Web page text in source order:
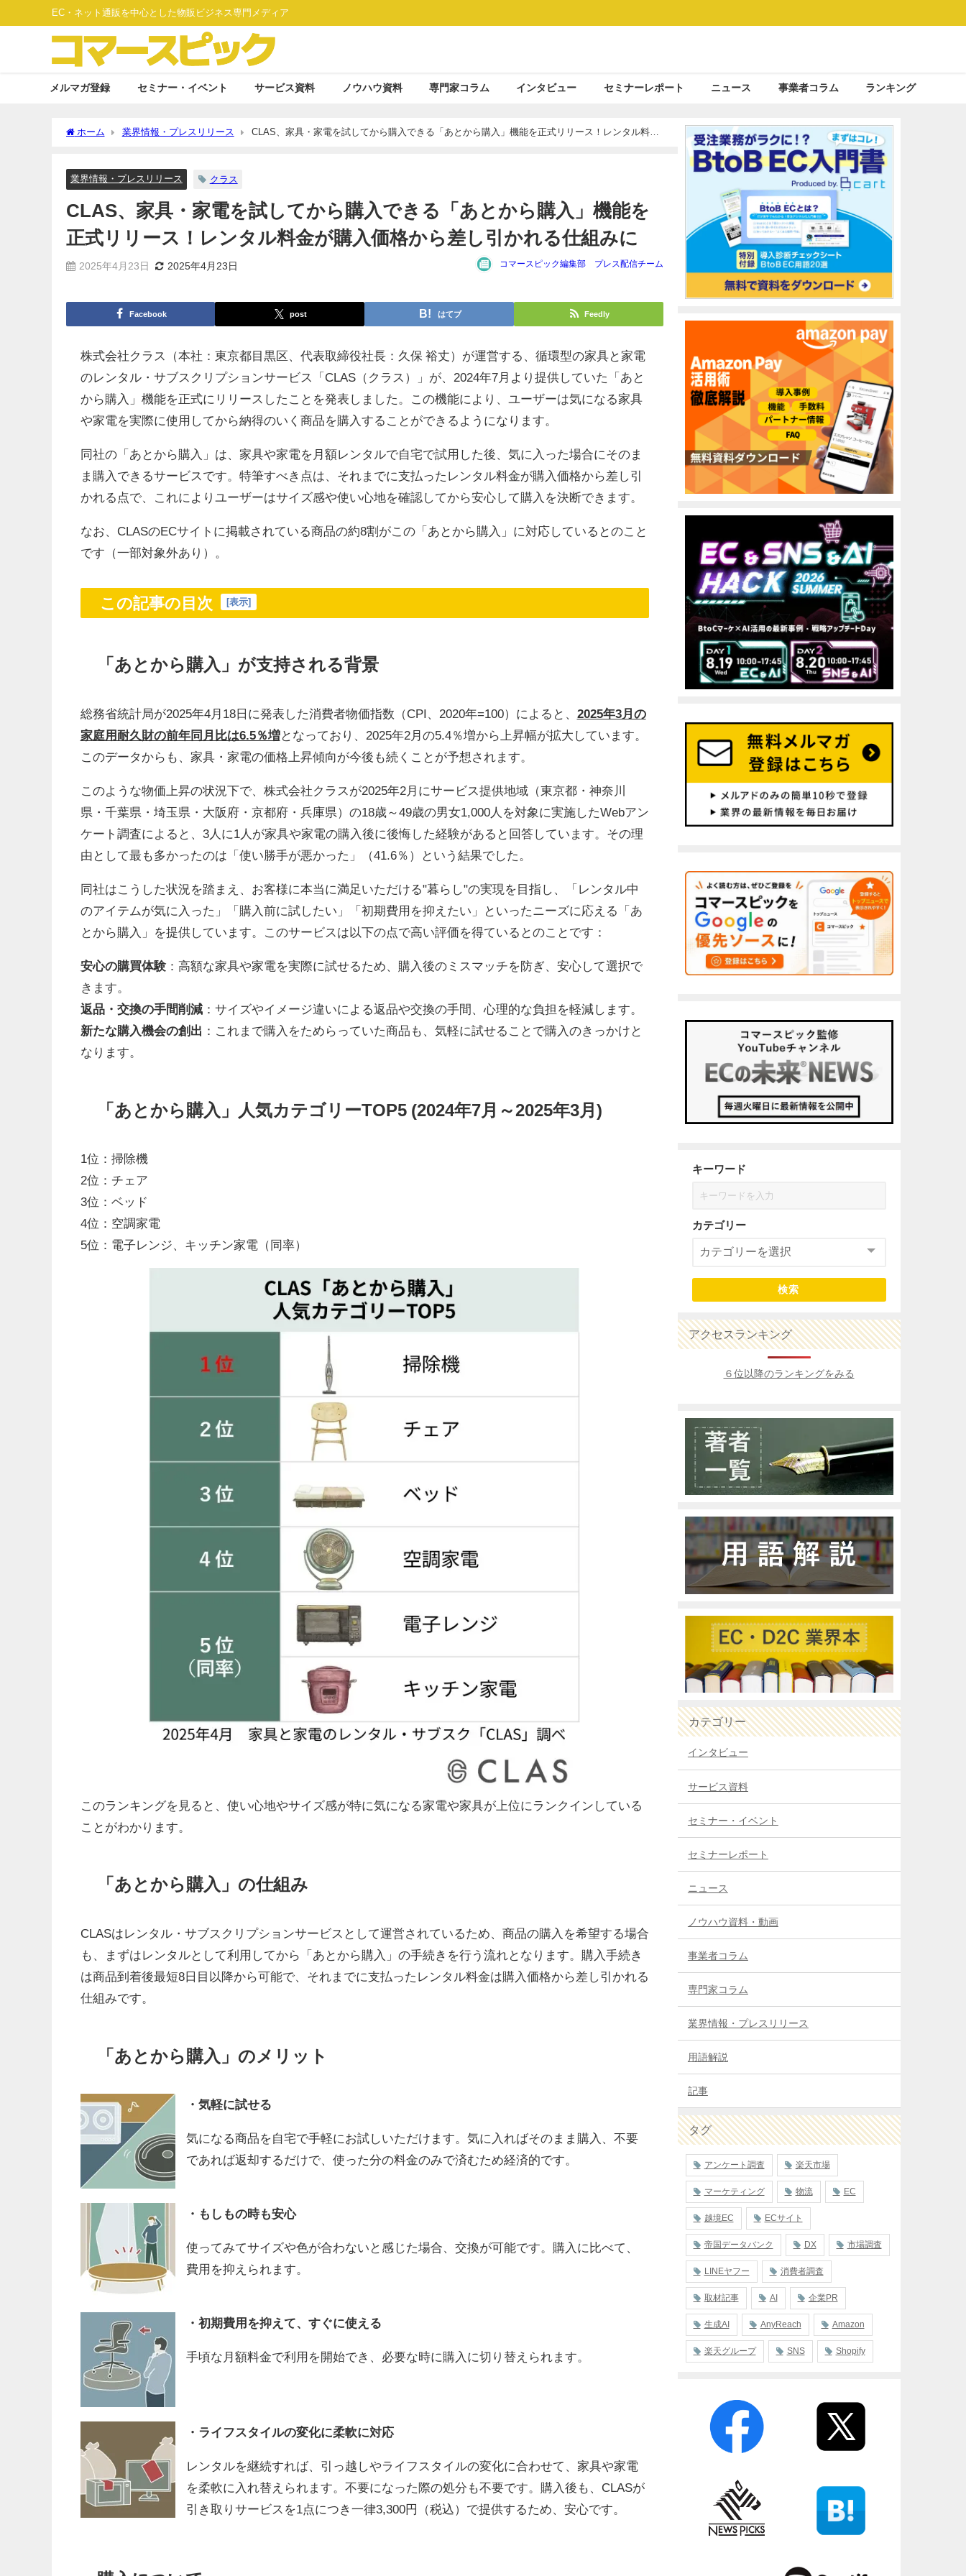
EC・ネット通販を中心とした物販ビジネス専門メディア
メルマガ登録 セミナー・イベント サービス資料 ノウハウ資料 専門家コラム インタビュー セミナーレポート ニュース 事業者コラム ランキング
ホーム 業界情報・プレスリリース
CLAS、家具・家電を試してから購入できる「あとから購入」機能を正式リリース！レンタル料金
業界情報・プレスリリース クラス
CLAS、家具・家電を試してから購入できる「あとから購入」機能を
正式リリース！レンタル料金が購入価格から差し引かれる仕組みに
2025年4月23日 2025年4月23日 コマースピック編集部 プレス配信チーム
Facebook post はてブ Feedly
株式会社クラス（本社：東京都目黒区、代表取締役社長：久保 裕丈）が運営する、循環型の家具と家電
のレンタル・サブスクリプションサービス「CLAS（クラス）」が、2024年7月より提供していた「あと
から購入」機能を正式にリリースしたことを発表しました。この機能により、ユーザーは気になる家具
や家電を実際に使用してから納得のいく商品を購入することができるようになります。
同社の「あとから購入」は、家具や家電を月額レンタルで自宅で試用した後、気に入った場合にそのま
ま購入できるサービスです。特筆すべき点は、それまでに支払ったレンタル料金が購入価格から差し引
かれる点で、これによりユーザーはサイズ感や使い心地を確認してから安心して購入を決断できます。
なお、CLASのECサイトに掲載されている商品の約8割がこの「あとから購入」に対応しているとのこと
です（一部対象外あり）。
この記事の目次 [表示]
「あとから購入」が支持される背景
総務省統計局が2025年4月18日に発表した消費者物価指数（CPI、2020年=100）によると、 2025年3月の
家庭用耐久財の前年同月比は6.5％増となっており、2025年2月の5.4％増から上昇幅が拡大しています。
このデータからも、家具・家電の価格上昇傾向が今後も続くことが予想されます。
このような物価上昇の状況下で、株式会社クラスが2025年2月にサービス提供地域（東京都・神奈川
県・千葉県・埼玉県・大阪府・京都府・兵庫県）の18歳～49歳の男女1,000人を対象に実施したWebアン
ケート調査によると、3人に1人が家具や家電の購入後に後悔した経験があると回答しています。その理
由として最も多かったのは「使い勝手が悪かった」（41.6％）という結果でした。
同社はこうした状況を踏まえ、お客様に本当に満足いただける"暮らし"の実現を目指し、「レンタル中
のアイテムが気に入った」「購入前に試したい」「初期費用を抑えたい」といったニーズに応える「あ
とから購入」を提供しています。このサービスは以下の点で高い評価を得ているとのことです：
安心の購買体験：高額な家具や家電を実際に試せるため、購入後のミスマッチを防ぎ、安心して選択で
きます。
返品・交換の手間削減：サイズやイメージ違いによる返品や交換の手間、心理的な負担を軽減します。
新たな購入機会の創出 ：これまで購入をためらっていた商品も、気軽に試せることで購入のきっかけと
なります。
「あとから購入」人気カテゴリーTOP5 (2024年7月～2025年3月)
1位：掃除機
2位：チェア
3位：ベッド
4位：空調家電
5位：電子レンジ、キッチン家電（同率）
このランキングを見ると、使い心地やサイズ感が特に気になる家電や家具が上位にランクインしている
ことがわかります。
「あとから購入」の仕組み
CLASはレンタル・サブスクリプションサービスとして運営されているため、商品の購入を希望する場合
も、まずはレンタルとして利用してから「あとから購入」の手続きを行う流れとなります。購入手続き
は商品到着後最短8日目以降から可能で、それまでに支払ったレンタル料金は購入価格から差し引かれる
仕組みです。
「あとから購入」のメリット
・気軽に試せる
気になる商品を自宅で手軽にお試しいただけます。気に入ればそのまま購入、不要
であれば返却するだけで、使った分の料金のみで済むため経済的です。
・もしもの時も安心
使ってみてサイズや色が合わないと感じた場合、交換が可能です。購入に比べて、
費用を抑えられます。
・初期費用を抑えて、すぐに使える
手頃な月額料金で利用を開始でき、必要な時に購入に切り替えられます。
・ライフスタイルの変化に柔軟に対応
レンタルを継続すれば、引っ越しやライフスタイルの変化に合わせて、家具や家電
を柔軟に入れ替えられます。不要になった際の処分も不要です。購入後も、CLASが
引き取りサービスを1点につき一律3,300円（税込）で提供するため、安心です。
キーワード
カテゴリー
検索
アクセスランキング
６位以降のランキングをみる
カテゴリー
インタビュー
サービス資料
セミナー・イベント
セミナーレポート
ニュース
ノウハウ資料・動画
事業者コラム
専門家コラム
業界情報・プレスリリース
用語解説
記事
タグ
アンケート調査 楽天市場
マーケティング 物流 EC
越境EC ECサイト
帝国データバンク DX 市場調査
LINEヤフー 消費者調査
取材記事 AI 企業PR
生成AI AnyReach Amazon
楽天グループ SNS Shopify